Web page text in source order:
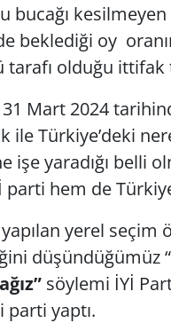
bucağı
beklediği oy
tarafı olduğu
Mart 2024
ile Türkiye’deki
işe yaradığı belli
hem de
yerel seçim
düşündüğümüz “
söylemi İYİ
yaptı.